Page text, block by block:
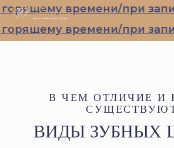
времени/при
времени/при
В ЧЕМ ОТЛИЧИЕ И
ВИДЫ ЗУБНЫХ